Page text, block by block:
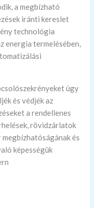
a megbízható
iránti kereslet
technológia
energia termelésében,
úgy
és védjék az
a rendellenes
rövidzárlatok
és
képességük